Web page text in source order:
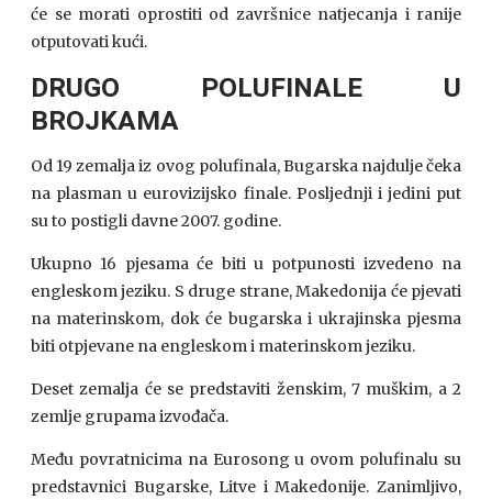
će se morati oprostiti od završnice natjecanja i ranije
otputovati kući.
DRUGO POLUFINALE U
BROJKAMA
Od 19 zemalja iz ovog polufinala, Bugarska najdulje čeka
na plasman u eurovizijsko finale. Posljednji i jedini put
su to postigli davne 2007. godine.
Ukupno 16 pjesama će biti u potpunosti izvedeno na
engleskom jeziku. S druge strane, Makedonija će pjevati
na materinskom, dok će bugarska i ukrajinska pjesma
biti otpjevane na engleskom i materinskom jeziku.
Deset zemalja će se predstaviti ženskim, 7 muškim, a 2
zemlje grupama izvođača.
Među povratnicima na Eurosong u ovom polufinalu su
predstavnici Bugarske, Litve i Makedonije. Zanimljivo,